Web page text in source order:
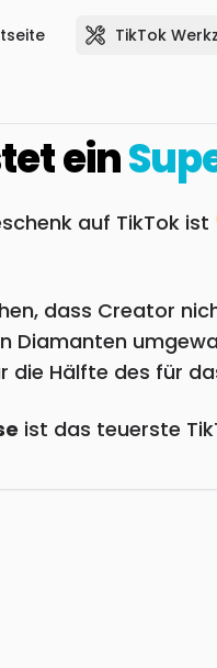
TikTok
ein
auf TikTok ist
dass Creator
Diamanten
die Hälfte des für
ist das teuerste